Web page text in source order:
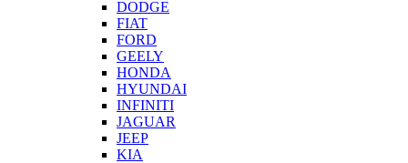
DODGE
FIAT
FORD
GEELY
HONDA
HYUNDAI
INFINITI
JAGUAR
JEEP
KIA